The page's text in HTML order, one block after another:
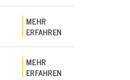
MEHR
ERFAHREN
MEHR
ERFAHREN